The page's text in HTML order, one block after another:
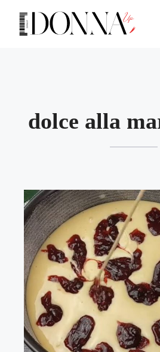
contenuto
dolce alla